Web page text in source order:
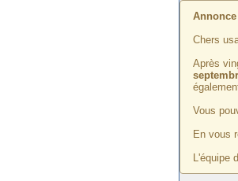
Annonce
Chers
Après
Vous
En vous
L'équipe